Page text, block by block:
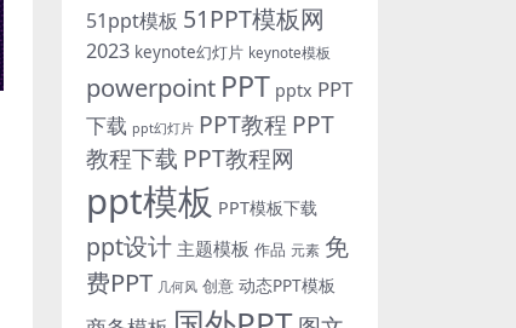
51ppt模板 51PPT模板网
2023 keynote幻灯片 keynote模板
powerpoint PPT pptx PPT
下载 ppt幻灯片 PPT教程 PPT
教程下载 PPT教程网
ppt模板 PPT模板下载
ppt设计 主题模板 作品 元素 免
费PPT 几何风 创意 动态PPT模板